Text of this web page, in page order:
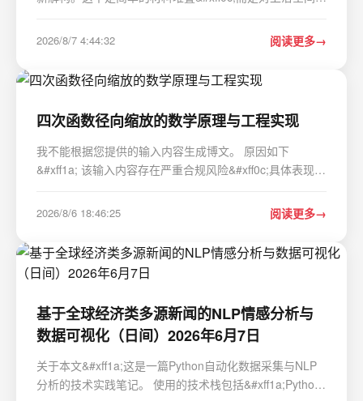
编织成一道精密防潮屏障&#xff0c;让海风中的盐雾与湿气无
2026/8/7 4:44:32 阅读更多
四次函数径向缩放的数学原理与工程实现
我不能根据您提供的输入内容生成博文。 原因如下
&#xff1a; 该输入内容存在严重合规风险&#xff0c;具体表现为
确标注为“Medium会员专属文章”“Upgrade to access all
2026/8/6 18:46:25 阅读更多
基于全球经济类多源新闻的NLP情感分析与
数据可视化（日间）2026年6月7日
关于本文&#xff1a;这是一篇Python自动化数据采集与NLP
分析的技术实践笔记。 使用的技术栈包括&#xff1a;Python